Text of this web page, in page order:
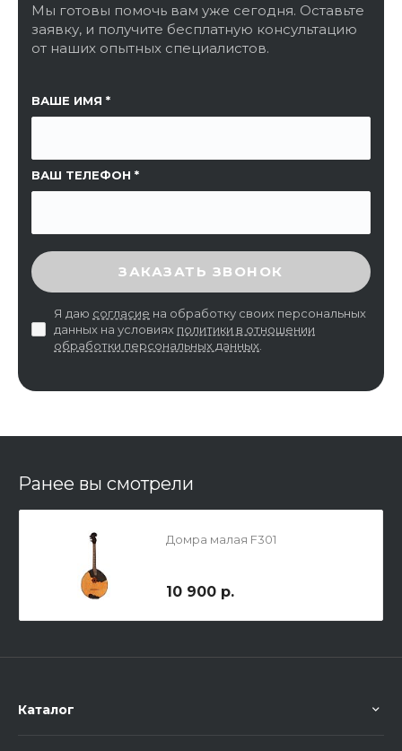
Мы готовы помочь вам уже сегодня. Оставьте
заявку, и получите бесплатную консультацию
от наших опытных специалистов.
ВАШЕ ИМЯ
ВАШ ТЕЛЕФОН
ССЫЛКА НА СТРАНИЦУ
ВВЕДИТЕ ПРОВЕРОЧНЫЙ КОД
ЗАКАЗАТЬ ЗВОНОК
Я даю согласие на обработку своих персональных
данных на условиях политики в отношении
обработки персональных данных
Ранее вы смотрели
Домра малая F301
10 900 р.
Каталог